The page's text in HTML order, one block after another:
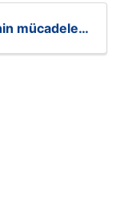
mücadele